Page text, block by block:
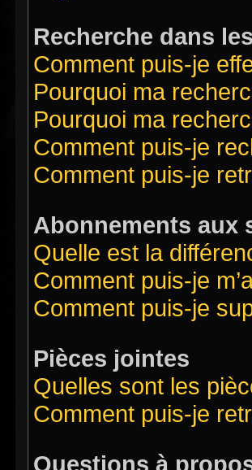
Recherche dans
Comment puis-je
Pourquoi ma
Pourquoi ma
Comment puis-je
Comment puis-je
Abonnements aux
Quelle est la
Comment puis-je
Comment puis-je
Pièces jointes
Quelles sont les
Comment puis-je
Questions à